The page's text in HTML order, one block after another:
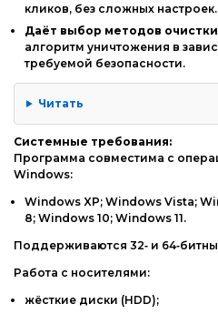
кликов, без сложных настроек.
Даёт выбор методов
алгоритм уничтожения в
требуемой безопасности.
Читать
Системные требования:
Программа совместима с
Windows:
Windows XP; Windows Vista;
8; Windows 10; Windows 11.
Поддерживаются 32‑ и
Работа с носителями:
жёсткие диски (HDD);